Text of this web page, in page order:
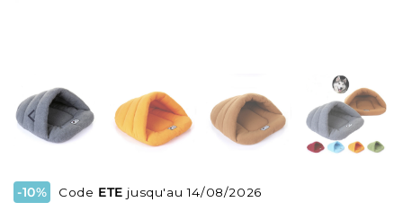
-10% Code ETE jusqu'au 14/08/2026